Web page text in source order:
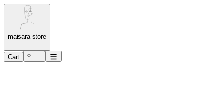
maisara store
Cart